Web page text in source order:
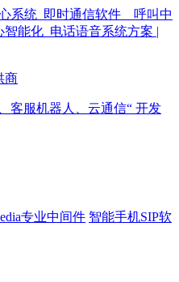
商
客服机器人、云通信“ 开发
专业中间件 智能手机SIP软